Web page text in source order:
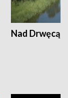
Nad Drwęcą